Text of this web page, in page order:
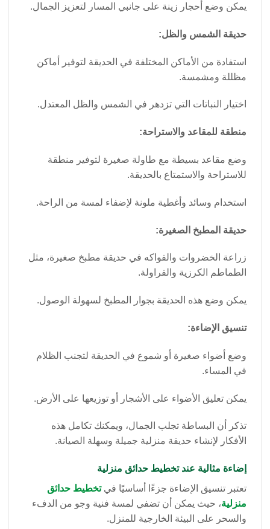
يمكن وضع أحجار زينة على جانبي المسار لتعزيز الجمال.
حديقة الشمس والظل:
استفادة من الأماكن المختلفة في الحديقة لتوفير أماكن
مظللة ومشمسة.
اختيار النباتات التي تزدهر في الشمس والظل المعتدل.
منطقة للمقاعد والاستراحة:
وضع مقاعد بسيطة مع طاولة صغيرة لتوفير منطقة
للاستراحة والاستمتاع بالحديقة.
استخدام وسائد وأغطية ملونة لإضفاء لمسة من الراحة.
حديقة المطبخ الصغيرة:
زراعة الخضروات والفواكه في حديقة مطبخ صغيرة، مثل
الطماطم الكرزية والفراولة.
يمكن وضع هذه الحديقة بجوار المطبخ لسهولة الوصول.
تنسيق الإضاءة:
وضع أضواء صغيرة أو شموع في الحديقة لتجنب الظلام
في المساء.
يمكن تعليق الأضواء على الأشجار أو توزيعها على الأرض.
تذكر أن البساطة تجلب الجمال، ويمكنك تكامل هذه
الأفكار لإنشاء حديقة منزلية جميلة وسهلة الصيانة.
إضاءة مثالية عند تخطيط حدائق منزلية
تعتبر تنسيق الإضاءة جزءًا أساسيًا فيتخطيط حدائق
منزلية، حيث يمكن أن تضفي لمسة فنية وجو من الدفء
والسحر على البيئة الخارجية للمنزل.